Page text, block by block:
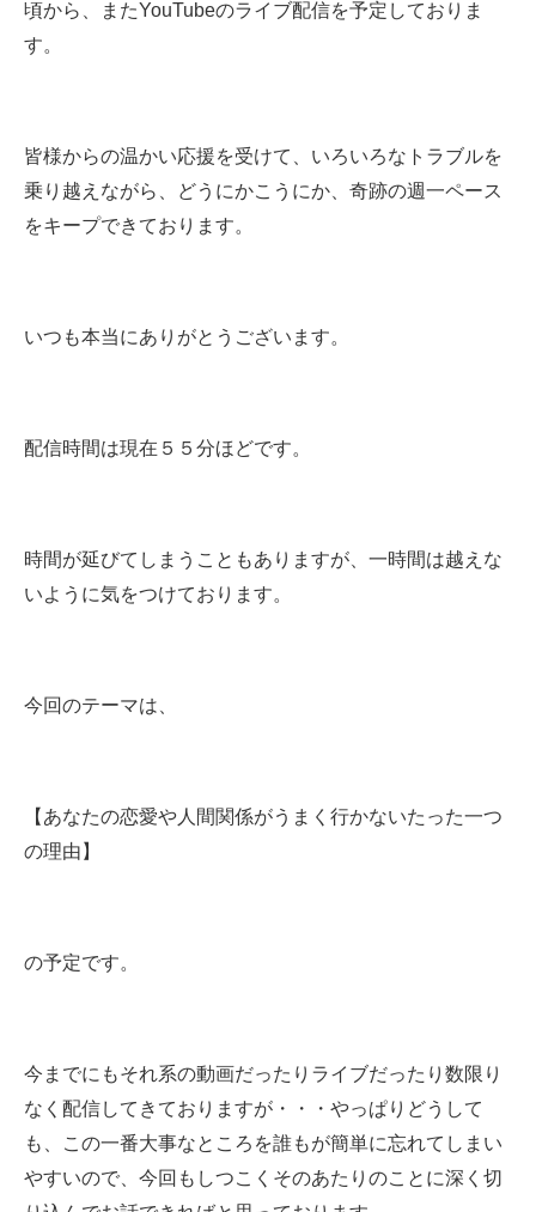
頃から、またYouTubeのライブ配信を予定しておりま
す。
皆様からの温かい応援を受けて、いろいろなトラブルを
乗り越えながら、どうにかこうにか、奇跡の週一ペース
をキープできております。
いつも本当にありがとうございます。
配信時間は現在５５分ほどです。
時間が延びてしまうこともありますが、一時間は越えな
いように気をつけております。
今回のテーマは、
【あなたの恋愛や人間関係がうまく行かないたった一つ
の理由】
の予定です。
今までにもそれ系の動画だったりライブだったり数限り
なく配信してきておりますが・・・ やっぱりどうして
も、この一番大事なところを誰もが簡単に忘れてしまい
やすいので、今回もしつこくそのあたりのことに深く切